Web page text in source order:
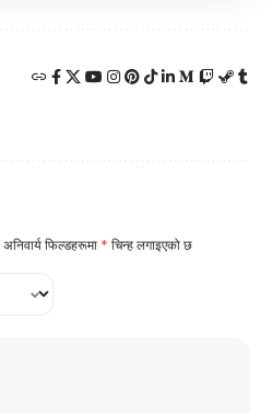
अनिवार्य फिल्डहरूमा * चिन्ह लगाइएको छ